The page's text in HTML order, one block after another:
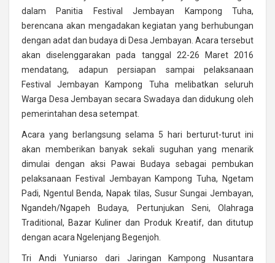
dalam Panitia Festival Jembayan Kampong Tuha,
berencana akan mengadakan kegiatan yang berhubungan
dengan adat dan budaya di Desa Jembayan. Acara tersebut
akan diselenggarakan pada tanggal 22-26 Maret 2016
mendatang, adapun persiapan sampai pelaksanaan
Festival Jembayan Kampong Tuha melibatkan seluruh
Warga Desa Jembayan secara Swadaya dan didukung oleh
pemerintahan desa setempat.
Acara yang berlangsung selama 5 hari berturut-turut ini
akan memberikan banyak sekali suguhan yang menarik
dimulai dengan aksi Pawai Budaya sebagai pembukan
pelaksanaan Festival Jembayan Kampong Tuha, Ngetam
Padi, Ngentul Benda, Napak tilas, Susur Sungai Jembayan,
Ngandeh/Ngapeh Budaya, Pertunjukan Seni, Olahraga
Traditional, Bazar Kuliner dan Produk Kreatif, dan ditutup
dengan acara Ngelenjang Begenjoh.
Tri Andi Yuniarso dari Jaringan Kampong Nusantara